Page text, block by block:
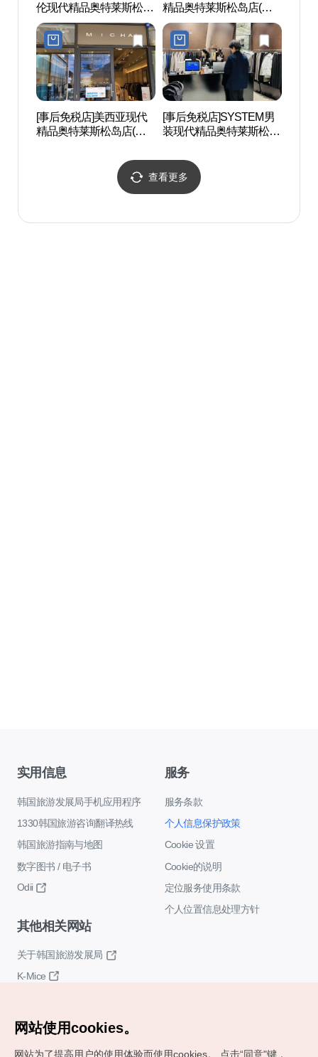
伦现代精品奥特莱斯松岛
店(폴로랄프로렌 현대프
리미엄아울렛 송도점)
精品奥特莱斯松岛店(유
니클로 현대프리미엄아
울렛 송도점)
[事后免税店]美西亚现代
精品奥特莱斯松岛店(미
[事后免税店]SYSTEM男
装现代精品奥特莱斯松岛
미엄아울렛 송도점)
查看更多
实用信息
韩国旅游发展局手机应用程序
1330韩国旅游咨询翻译热线
韩国旅游指南与地图
数字图书 / 电子书
Odii
服务
服务条款
个人信息保护政策
Cookie 设置
Cookie的说明
定位服务使用条款
个人位置信息处理方针
其他相关网站
关于韩国旅游发展局
K-Mice
网站使用cookies。
网站为了提高用户的使用体验而使用cookies。 点击“同意"键，